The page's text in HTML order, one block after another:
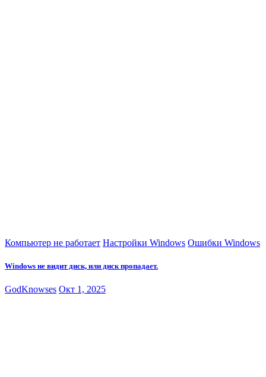
Компьютер не работает Настройки Windows Ошибки Windows
Windows не видит диск, или диск пропадает.
GodKnowses Окт 1, 2025